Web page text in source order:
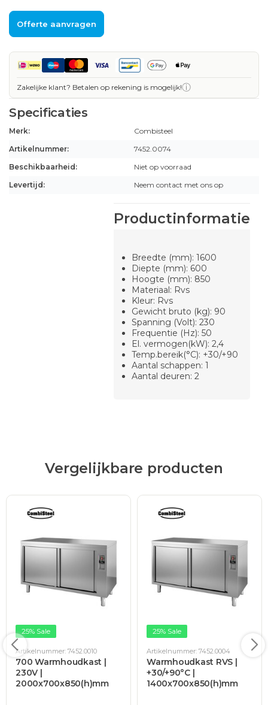
Offerte aanvragen
Zakelijke klant? Betalen op rekening is mogelijk!ⓘ
Specificaties
Merk:
Combisteel
Artikelnummer:
7452.0074
Beschikbaarheid:
Niet op voorraad
Levertijd:
Neem contact met ons op
Productinformatie
Breedte (mm): 1600
Diepte (mm): 600
Hoogte (mm): 850
Materiaal: Rvs
Kleur: Rvs
Gewicht bruto (kg): 90
Spanning (Volt): 230
Frequentie (Hz): 50
El. vermogen(kW): 2,4
Temp.bereik(°C): +30/+90
Aantal schappen: 1
Aantal deuren: 2
Vergelijkbare producten
25% Sale
Artikelnummer: 7452.0010
700 Warmhoudkast |
230V |
2000x700x850(h)mm
25% Sale
Artikelnummer: 7452.0004
Warmhoudkast RVS |
+30/+90°C |
1400x700x850(h)mm